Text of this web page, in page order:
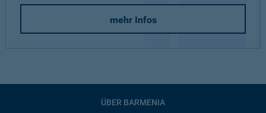
mehr Infos
ÜBER BARMENIA